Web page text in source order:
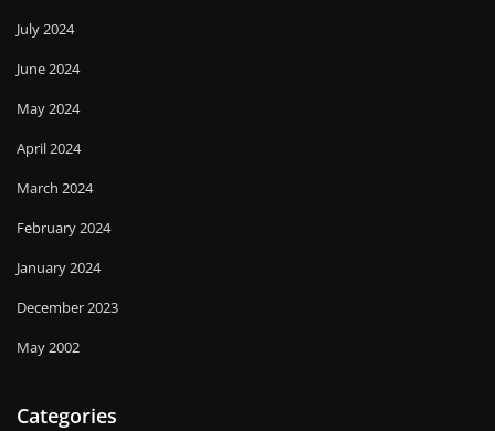
July 2024
June 2024
May 2024
April 2024
March 2024
February 2024
January 2024
December 2023
May 2002
Categories